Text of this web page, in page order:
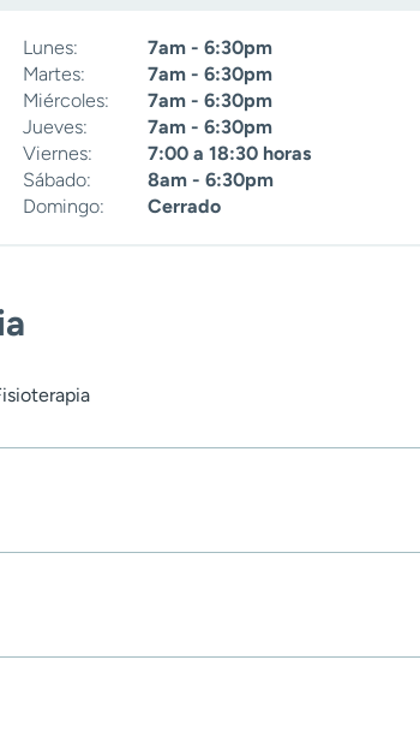
Lunes:
7am - 6:30pm
Martes:
7am - 6:30pm
Miércoles:
7am - 6:30pm
Jueves:
7am - 6:30pm
Viernes:
7:00 a 18:30 horas
Sábado:
8am - 6:30pm
Domingo:
Cerrado